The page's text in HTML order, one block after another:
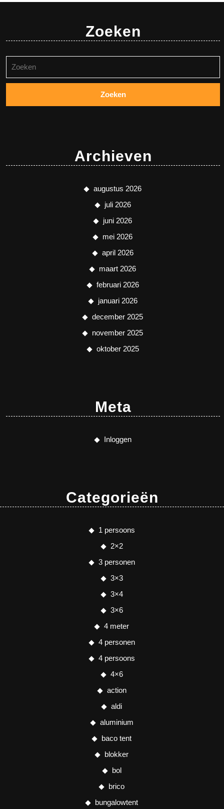
Zoeken
naar:
Archieven
augustus 2026
juli 2026
juni 2026
mei 2026
april 2026
maart 2026
februari 2026
januari 2026
december 2025
november 2025
oktober 2025
Meta
Inloggen
Categorieën
1 persoons
2×2
3 personen
3×3
3×4
3×6
4 meter
4 personen
4 persoons
4×6
action
aldi
aluminium
baco tent
blokker
bol
brico
bungalowtent